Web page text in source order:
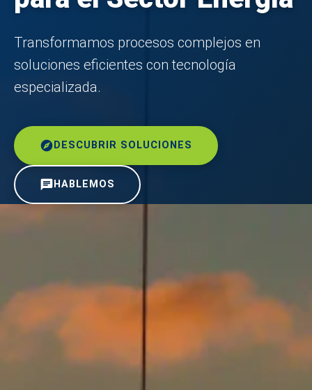
Transformamos procesos complejos en
soluciones eficientes con tecnología
especializada.
explore DESCUBRIR SOLUCIONES
chat HABLEMOS